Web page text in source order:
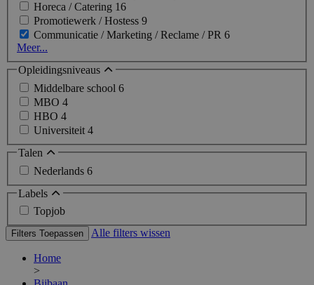
Horeca / Catering 16
Promotiewerk / Hostess 9
Communicatie / Marketing / Reclame / PR 6
Meer...
Opleidingsniveaus
Middelbare school 6
MBO 4
HBO 4
Universiteit 4
Talen
Nederlands 6
Labels
Topjob
Filters Toepassen Alle filters wissen
Home
>